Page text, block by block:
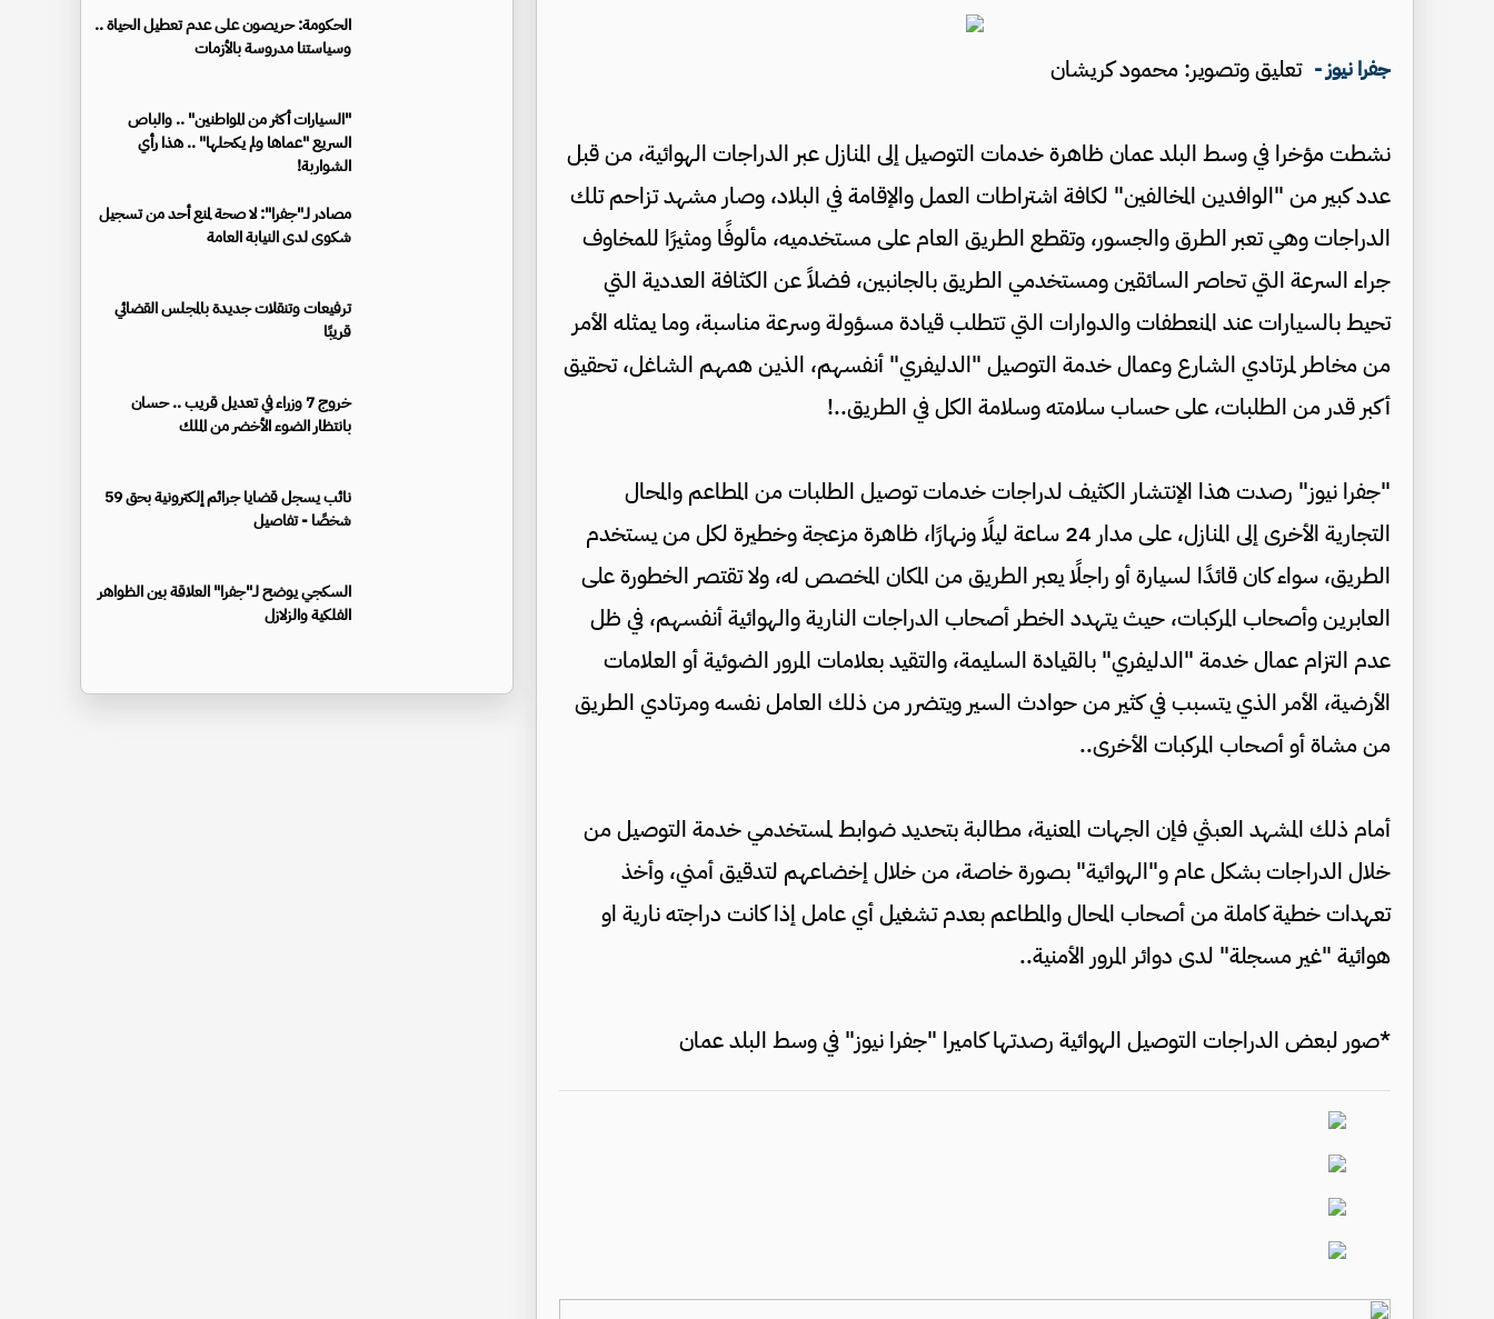
جفرا نيوز - تعليق وتصوير: محمود كريشان
نشطت مؤخرا في وسط البلد عمان ظاهرة خدمات التوصيل إلى المنازل عبر الدراجات الهوائية، من قبل
عدد كبير من "الوافدين المخالفين" لكافة اشتراطات العمل والإقامة في البلاد، وصار مشهد تزاحم تلك
الدراجات وهي تعبر الطرق والجسور، وتقطع الطريق العام على مستخدميه، مألوفًا ومثيرًا للمخاوف
جراء السرعة التي تحاصر السائقين ومستخدمي الطريق بالجانبين، فضلاً عن الكثافة العددية التي
تحيط بالسيارات عند المنعطفات والدوارات التي تتطلب قيادة مسؤولة وسرعة مناسبة، وما يمثله الأمر
من مخاطر لمرتادي الشارع وعمال خدمة التوصيل "الدليفري" أنفسهم، الذين همهم الشاغل، تحقيق
أكبر قدر من الطلبات، على حساب سلامته وسلامة الكل في الطريق..!
"جفرا نيوز" رصدت هذا الإنتشار الكثيف لدراجات خدمات توصيل الطلبات من المطاعم والمحال
التجارية الأخرى إلى المنازل، على مدار 24 ساعة ليلًا ونهارًا، ظاهرة مزعجة وخطيرة لكل من يستخدم
الطريق، سواء كان قائدًا لسيارة أو راجلًا يعبر الطريق من المكان المخصص له، ولا تقتصر الخطورة على
العابرين وأصحاب المركبات، حيث يتهدد الخطر أصحاب الدراجات النارية والهوائية أنفسهم، في ظل
عدم التزام عمال خدمة "الدليفري" بالقيادة السليمة، والتقيد بعلامات المرور الضوئية أو العلامات
الأرضية، الأمر الذي يتسبب في كثير من حوادث السير ويتضرر من ذلك العامل نفسه ومرتادي الطريق
من مشاة أو أصحاب المركبات الأخرى..
أمام ذلك المشهد العبثي فإن الجهات المعنية، مطالبة بتحديد ضوابط لمستخدمي خدمة التوصيل من
خلال الدراجات بشكل عام و"الهوائية" بصورة خاصة، من خلال إخضاعهم لتدقيق أمني، وأخذ
تعهدات خطية كاملة من أصحاب المحال والمطاعم بعدم تشغيل أي عامل إذا كانت دراجته نارية او
هوائية "غير مسجلة" لدى دوائر المرور الأمنية..
*صور لبعض الدراجات التوصيل الهوائية رصدتها كاميرا "جفرا نيوز" في وسط البلد عمان
الحكومة: حريصون على عدم تعطيل الحياة ..
وسياستنا مدروسة بالأزمات
"السيارات أكثر من المواطنين" .. والباص
السريع "عماها ولم يكحلها" .. هذا رأي
الشواربة!
مصادر لـ"جفرا": لا صحة لمنع أحد من تسجيل
شكوى لدى النيابة العامة
ترفيعات وتنقلات جديدة بالمجلس القضائي
قريبًا
خروج 7 وزراء في تعديل قريب .. حسان
بانتظار الضوء الأخضر من الملك
نائب يسجل قضايا جرائم إلكترونية بحق 59
شخصًا - تفاصيل
السكجي يوضح لـ"جفرا" العلاقة بين الظواهر
الفلكية والزلازل